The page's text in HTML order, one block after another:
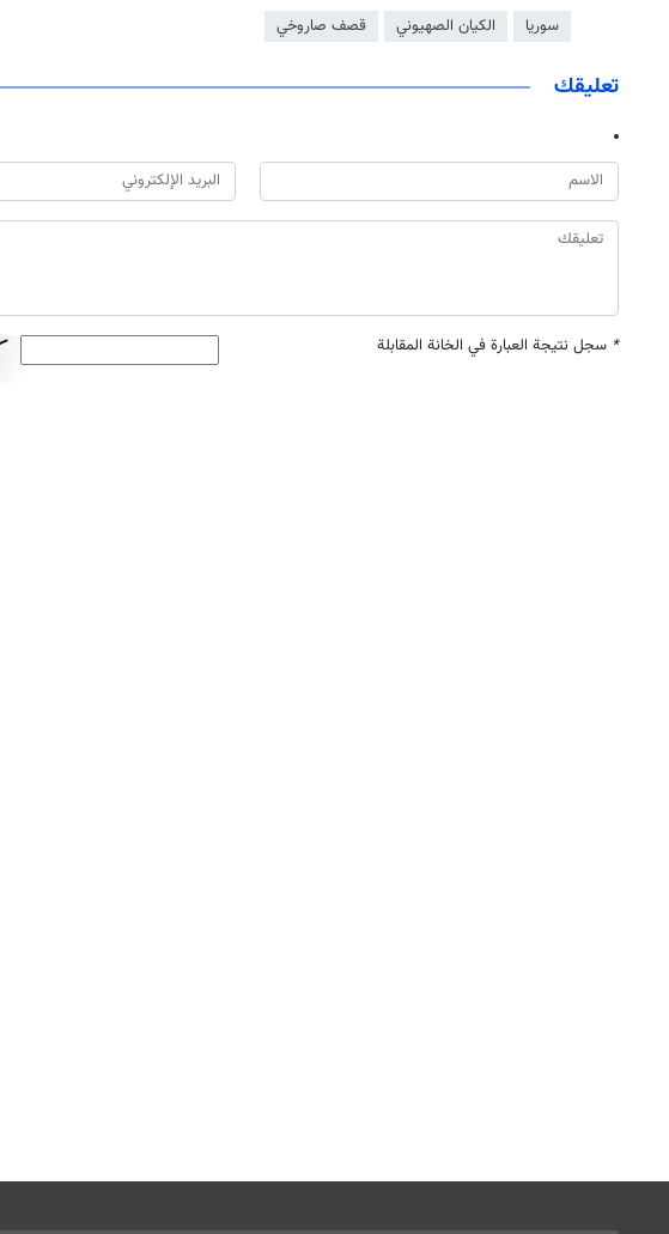
سوريا الكيان الصهيوني قصف صاروخي
تعليقك
* سجل نتيجة العبارة في الخانة المقابلة